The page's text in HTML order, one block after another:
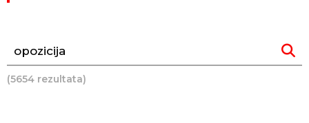
(5654 rezultata)